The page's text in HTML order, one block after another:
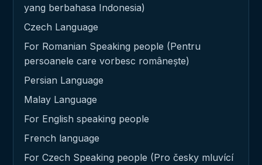
yang berbahasa Indonesia)
Czech Language
For Romanian Speaking people (Pentru
persoanele care vorbesc românește)
Persian Language
Malay Language
For English speaking people
French language
For Czech Speaking people (Pro česky mluvící